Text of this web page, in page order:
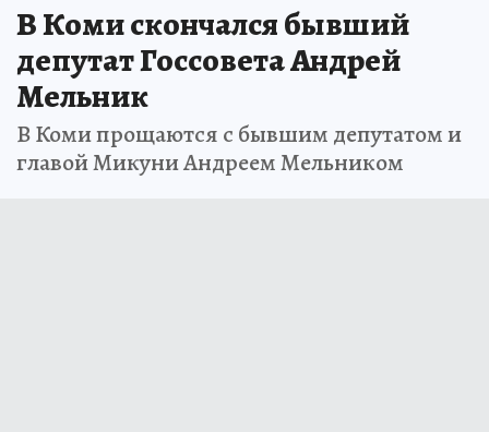
В Коми скончался бывший
депутат Госсовета Андрей
Мельник
В Коми прощаются с бывшим депутатом и
главой Микуни Андреем Мельником